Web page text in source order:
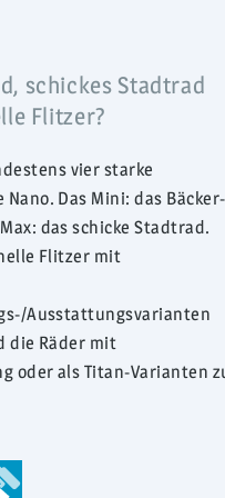
schickes Stadtrad
Flitzer?
vier starke
Nano. Das Mini: das Bäcker-
das schicke Stadtrad.
Flitzer mit
Ausstattungsvarianten
die Räder mit
oder als Titan-Varianten